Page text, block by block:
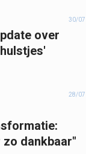
30/07
over
28/07
dankbaar"